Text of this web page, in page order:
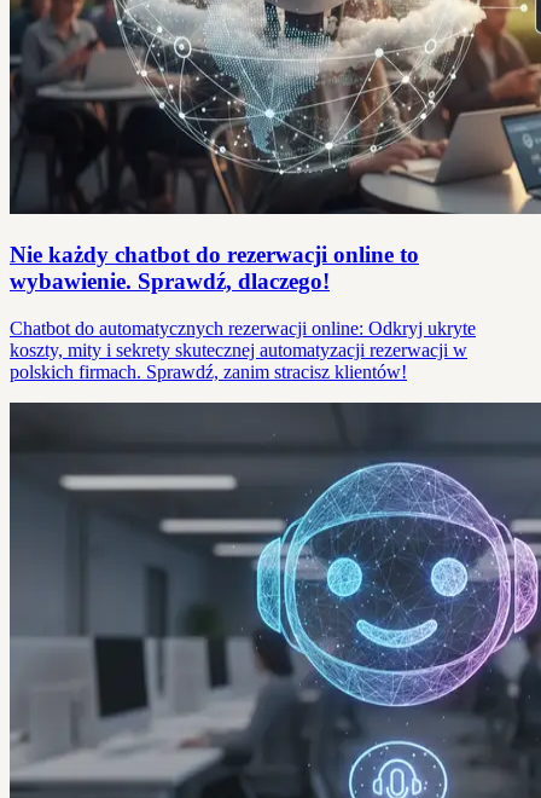
Nie każdy chatbot do rezerwacji online to
wybawienie. Sprawdź, dlaczego!
Chatbot do automatycznych rezerwacji online: Odkryj ukryte
koszty, mity i sekrety skutecznej automatyzacji rezerwacji w
polskich firmach. Sprawdź, zanim stracisz klientów!